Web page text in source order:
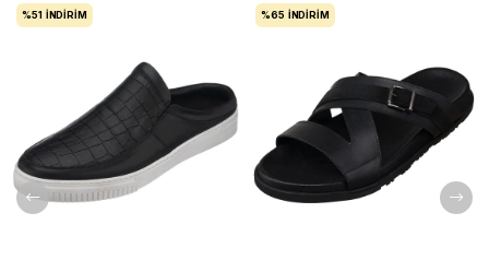
%51 İNDIRIM %65 İNDIRIM